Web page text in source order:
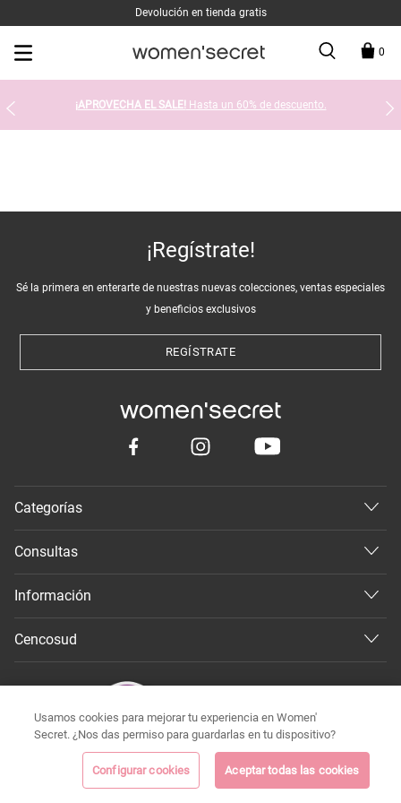
Devolución en tienda gratis
0
¡APROVECHA EL SALE! Hasta un 60% de descuento.
¡Regístrate!
Sé la primera en enterarte de nuestras nuevas colecciones, ventas especiales
y beneficios exclusivos
REGÍSTRATE
Categorías
Consultas
Información
Cencosud
Todos los derechos reservados 2026 ©
Usamos cookies para mejorar tu experiencia en Women'
Secret. ¿Nos das permiso para guardarlas en tu dispositivo?
Configurar cookies Aceptar todas las cookies